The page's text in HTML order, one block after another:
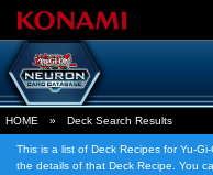
HOME » Deck Search Results
This is a list of Deck Recipes for Yu-
the details of that Deck Recipe. You